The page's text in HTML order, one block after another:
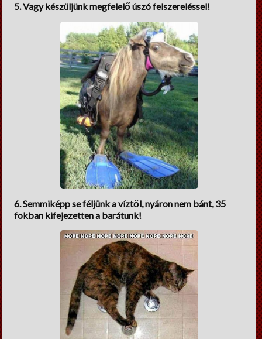
5. Vagy készüljünk megfelelő úszó felszereléssel!
6. Semmiképp se féljünk a víztől, nyáron nem bánt, 35
fokban kifejezetten a barátunk!